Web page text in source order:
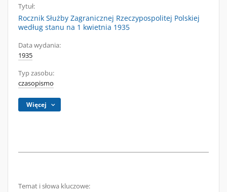
Tytuł:
Rocznik Służby Zagranicznej Rzeczypospolitej Polskiej
według stanu na 1 kwietnia 1935
Data wydania:
1935
Typ zasobu:
czasopismo
Więcej
Temat i słowa kluczowe: